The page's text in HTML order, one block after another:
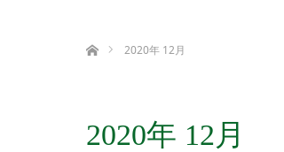
2020年 12月
2020年 12月